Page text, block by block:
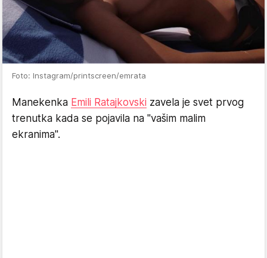
Foto: Instagram/printscreen/emrata
Manekenka Emili Ratajkovski zavela je svet prvog
trenutka kada se pojavila na "vašim malim
ekranima".